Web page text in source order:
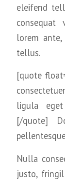
eleifend
consequat
lorem
tellus.
[quote
ligula
[/quote]
Nulla
justo,